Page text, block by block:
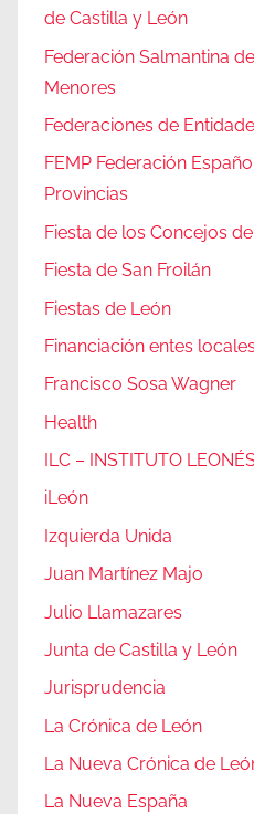
de Castilla y León
Federación Salmantina
Menores
Federaciones de
FEMP Federación
Provincias
Fiesta de los Concejos
Fiesta de San Froilán
Fiestas de León
Financiación entes
Francisco Sosa Wagner
Health
ILC – INSTITUTO
iLeón
Izquierda Unida
Juan Martínez Majo
Julio Llamazares
Junta de Castilla y León
Jurisprudencia
La Crónica de León
La Nueva Crónica de
La Nueva España